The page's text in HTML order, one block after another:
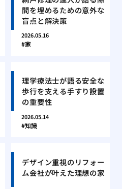
間を埋めるための意外な
盲点と解決策
2026.05.16
家
理学療法士が語る安全な
歩行を支える手すり設置
の重要性
2026.05.14
知識
デザイン重視のリフォー
ム会社が叶えた理想の家